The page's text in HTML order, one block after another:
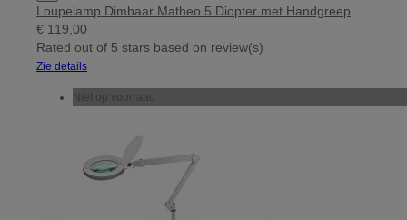
Loupelamp Dimbaar Matheo 5 Diopter met Handgreep
€ 119,00
Rated out of 5 stars based on review(s)
Zie details
Niet op voorraad